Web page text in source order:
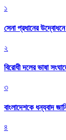
১
সেনা প্রধানের
২
বিরোধী দলের ভাষা
৩
বাংলাদেশকে ধন্যবাদ
৪